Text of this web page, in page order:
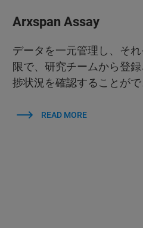
Arxspan Assay
データを一元管理し、そ
限で、研究チームから登
捗状況を確認することがで
READ MORE